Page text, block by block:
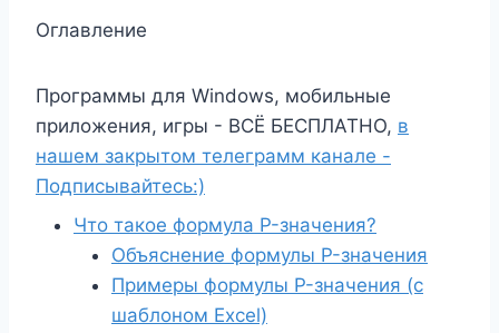
Оглавление
Программы для Windows, мобильные
приложения, игры - ВСЁ БЕСПЛАТНО, в
нашем закрытом телеграмм канале -
Подписывайтесь:)
Что такое формула P-значения?
Объяснение формулы P-значения
Примеры формулы P-значения (с
шаблоном Excel)